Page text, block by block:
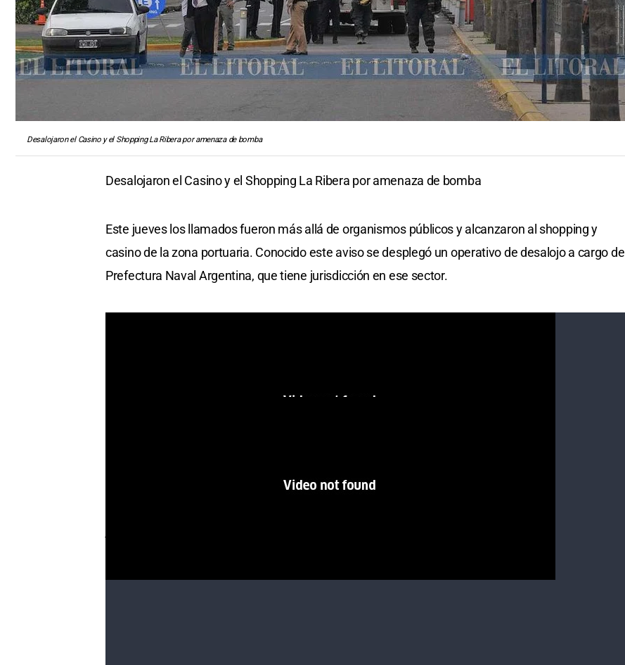
Desalojaron el Casino y el Shopping La Ribera por amenaza de bomba
Desalojaron el Casino y el Shopping La Ribera por amenaza de bomba
Este jueves los llamados fueron más allá de organismos públicos y alcanzaron al shopping y
casino de la zona portuaria. Conocido este aviso se desplegó un operativo de desalojo a cargo de
Prefectura Naval Argentina, que tiene jurisdicción en ese sector.
Al mismo tiempo, se recepcionaron comunicaciones con avisos de bomba en la Escuela